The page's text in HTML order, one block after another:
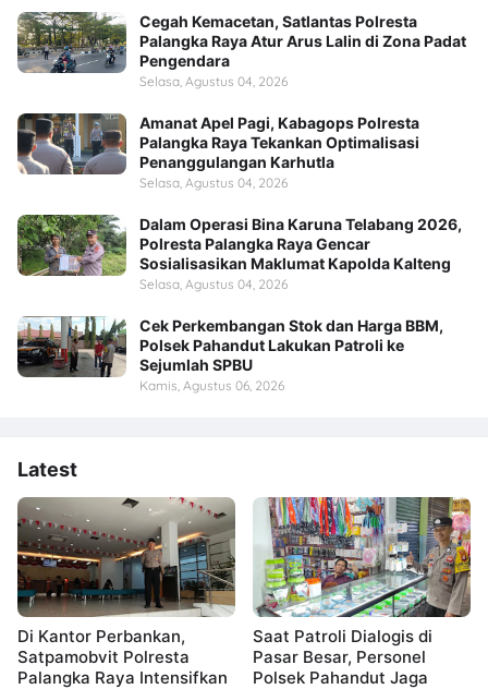
Cegah Kemacetan, Satlantas Polresta
Palangka Raya Atur Arus Lalin di Zona Padat
Pengendara
Selasa, Agustus 04, 2026
Amanat Apel Pagi, Kabagops Polresta
Palangka Raya Tekankan Optimalisasi
Penanggulangan Karhutla
Selasa, Agustus 04, 2026
Dalam Operasi Bina Karuna Telabang 2026,
Polresta Palangka Raya Gencar
Sosialisasikan Maklumat Kapolda Kalteng
Selasa, Agustus 04, 2026
Cek Perkembangan Stok dan Harga BBM,
Polsek Pahandut Lakukan Patroli ke
Sejumlah SPBU
Kamis, Agustus 06, 2026
Latest
Di Kantor Perbankan,
Satpamobvit Polresta
Palangka Raya Intensifkan
Saat Patroli Dialogis di
Pasar Besar, Personel
Polsek Pahandut Jaga